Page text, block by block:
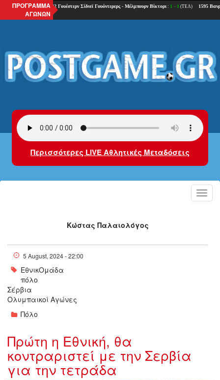
ΠΡΟΓΡΑΜΜΑ
ΑΓΩΝΩΝ
Περισσότερες LIVE Αθλητικές Μεταδόσεις
Κώστας Παλαιολόγος
5 August, 2024 - 22:00
ΕθνικΟμάδα
πόλο
Σέρβια
Ολυμπαικοί Αγώνες
Πόλο
Πρώτη η Εθνική, θα
κοντραριστεί με την Σερβία
για την τετράδα